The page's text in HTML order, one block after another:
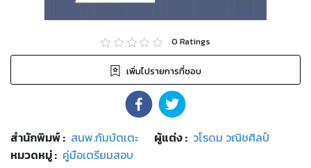
0 Ratings
เพิ่มไปรายการที่ชอบ
สำนักพิมพ์: สนพ.กัมบัตเตะ ผู้แต่ง : วโรดม วณิชศิลป์
หมวดหมู่: คู่มือเตรียมสอบ